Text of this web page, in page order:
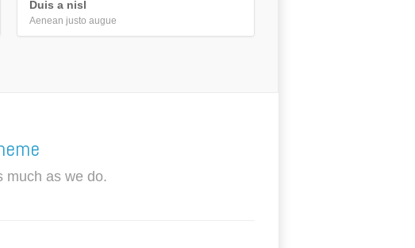
Duis a nisl
Aenean justo augue
much as we do.